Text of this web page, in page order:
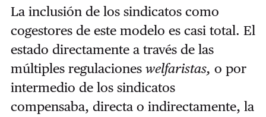
La inclusión de los sindicatos como
cogestores de este modelo es casi total. El
estado directamente a través de las
múltiples regulaciones welfaristas, o por
intermedio de los sindicatos
compensaba, directa o indirectamente, la